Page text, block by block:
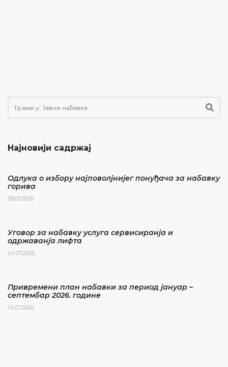
Најновији садржај
Одлука о избору најповолјнијег понуђача за набавку
горива
28.07.2026.
Уговор за набавку услуга сервисиранја и
одржаванја лифта
24.07.2026.
Привремени план набавки за период јануар –
септембар 2026. године
14.07.2026.